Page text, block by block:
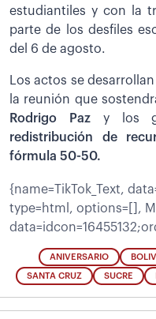
estudiantiles y con la
parte de los desfiles
del 6 de agosto.
Los actos se
la reunión que
Rodrigo Pazy los
redistribución de
fórmula 50-50.
{name=TikTok_Text,
type=html, options=[],
ANIVERSARIO
SANTA CRUZ SUCRE